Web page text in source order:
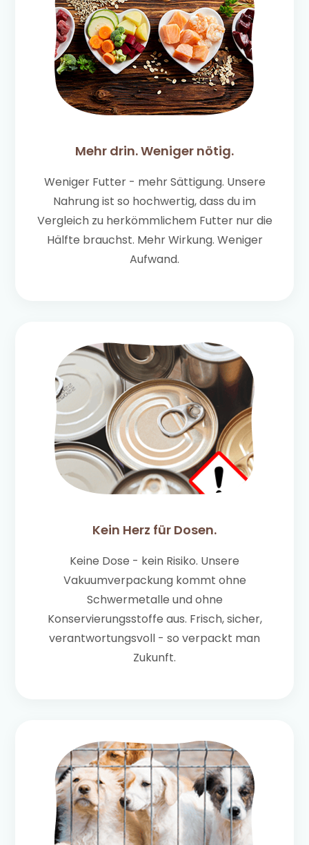
Mehr drin. Weniger nötig.
Weniger Futter - mehr Sättigung. Unsere
Nahrung ist so hochwertig, dass du im
Vergleich zu herkömmlichem Futter nur die
Hälfte brauchst. Mehr Wirkung. Weniger
Aufwand.
Kein Herz für Dosen.
Keine Dose - kein Risiko. Unsere
Vakuumverpackung kommt ohne
Schwermetalle und ohne
Konservierungsstoffe aus. Frisch, sicher,
verantwortungsvoll - so verpackt man
Zukunft.